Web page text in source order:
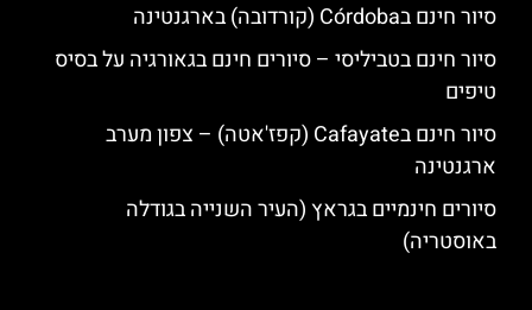
סיור חינם בCórdoba (קורדובה) בארגנטינה
סיור חינם בטביליסי – סיורים חינם בגאורגיה על בסיס
טיפים
סיור חינם בCafayate (קפז'אטה) – צפון מערב
ארגנטינה
סיורים חינמיים בגראץ (העיר השנייה בגודלה
באוסטריה)